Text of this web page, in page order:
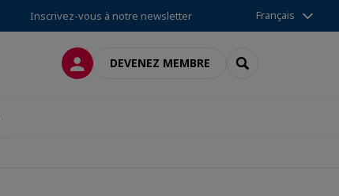
Inscrivez-vous à notre newsletter Français
CONNEXIONDEVENEZ MEMBRE RECHERCHER